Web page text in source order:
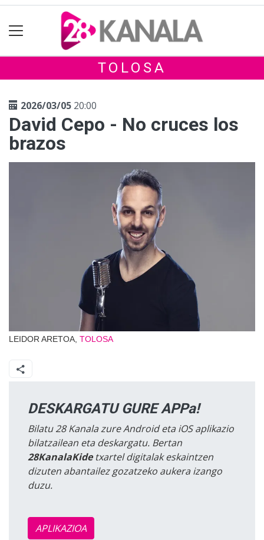
TOLOSA
2026/03/05 20:00
David Cepo - No cruces los
brazos
LEIDOR ARETOA, TOLOSA
DESKARGATU GURE APPa!
Bilatu 28 Kanala zure Android eta iOS aplikazio
bilatzailean eta deskargatu. Bertan
28KanalaKidetxartel digitalak eskaintzen
dizuten abantailez gozatzeko aukera izango
duzu.
APLIKAZIOA